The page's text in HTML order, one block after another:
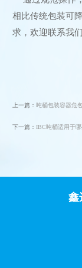
相比传统包装可
求，欢迎联系我
上一篇： 吨桶包装容器危
下一篇： IBC吨桶适用于
鑫